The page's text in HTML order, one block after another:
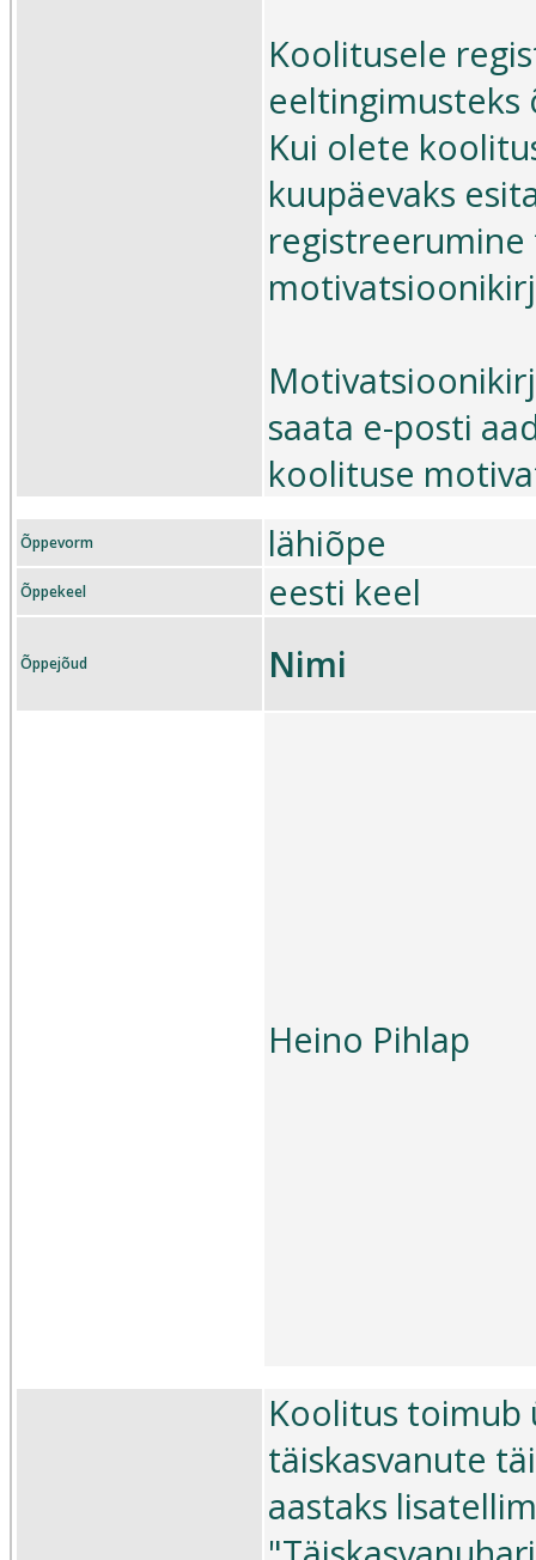
Koolitusele
eeltingimusteks
Kui olete
kuupäevaks
saata e-posti
koolituse
Õppevorm lähiõpe
Õppekeel eesti keel
Õppejõud Nimi
Heino Pihlap
Koolitus toimub
täiskasvanute
aastaks